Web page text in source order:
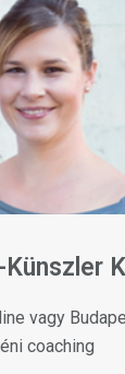
Künszler
vagy
coaching